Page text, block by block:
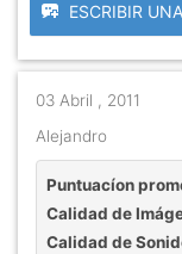
ESCRIBIR
03 Abril , 2011
Alejandro
Puntuacíon
Calidad de
Calidad de